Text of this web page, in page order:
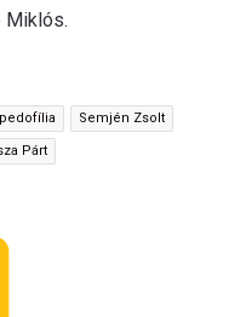
Miklós.
pedofília Semjén Zsolt
Párt